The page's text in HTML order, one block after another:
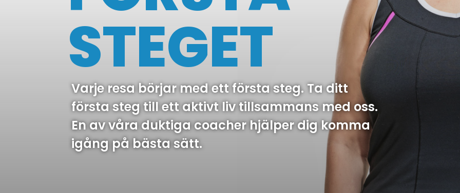
STEGET
Varje resa börjar med ett första steg. Ta ditt
första steg till ett aktivt liv tillsammans med oss.
En av våra duktiga coacher hjälper dig komma
igång på bästa sätt.